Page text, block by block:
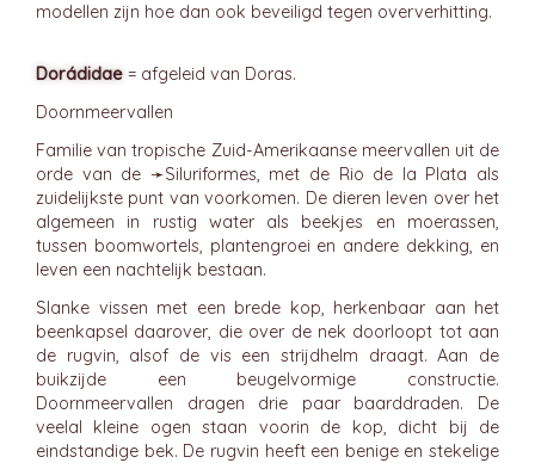
modellen zijn hoe dan ook beveiligd tegen oververhitting.
Dorádidae = afgeleid van Doras.
Doornmeervallen
Familie van tropische Zuid-Amerikaanse meervallen uit de
orde van de ➛Siluriformes, met de Rio de la Plata als
zuidelijkste punt van voorkomen. De dieren leven over het
algemeen in rustig water als beekjes en moerassen,
tussen boomwortels, plantengroei en andere dekking, en
leven een nachtelijk bestaan.
Slanke vissen met een brede kop, herkenbaar aan het
beenkapsel daarover, die over de nek doorloopt tot aan
de rugvin, alsof de vis een strijdhelm draagt. Aan de
buikzijde een beugelvormige constructie.
Doornmeervallen dragen drie paar baarddraden. De
veelal kleine ogen staan voorin de kop, dicht bij de
eindstandige bek. De rugvin heeft een benige en stekelige